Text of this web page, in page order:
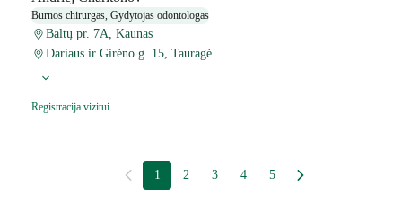
Burnos chirurgas, Gydytojas odontologas
Baltų pr. 7A, Kaunas
Dariaus ir Girėno g. 15, Tauragė
Registracija vizitui
1 2 3 4 5